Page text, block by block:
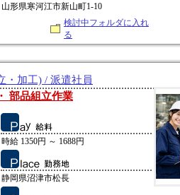
山形県寒河江市新山町1-10
検討中フォルダに入れ
る
・加工) / 派遣社員
部品組立作業
時給 1350円 ～ 1688円
静岡県沼津市松長